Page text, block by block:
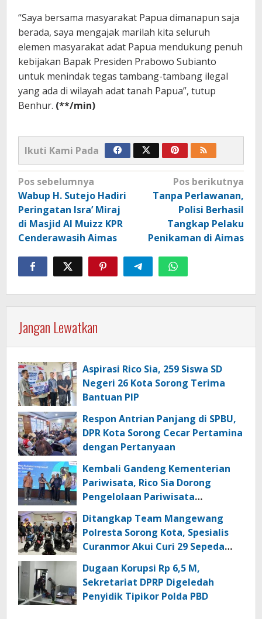
“Saya bersama masyarakat Papua dimanapun saja
berada, saya mengajak marilah kita seluruh
elemen masyarakat adat Papua mendukung penuh
kebijakan Bapak Presiden Prabowo Subianto
untuk menindak tegas tambang-tambang ilegal
yang ada di wilayah adat tanah Papua”, tutup
Benhur. (**/min)
Ikuti Kami Pada
Navigasi
pos
Pos sebelumnya
Wabup H. Sutejo Hadiri
Peringatan Isra’ Miraj
di Masjid Al Muizz KPR
Cenderawasih Aimas
Pos berikutnya
Tanpa Perlawanan,
Polisi Berhasil
Tangkap Pelaku
Penikaman di Aimas
Jangan Lewatkan
Aspirasi Rico Sia, 259 Siswa SD
Negeri 26 Kota Sorong Terima
Bantuan PIP
Respon Antrian Panjang di SPBU,
DPR Kota Sorong Cecar Pertamina
dengan Pertanyaan
Kembali Gandeng Kementerian
Pariwisata, Rico Sia Dorong
Pengelolaan Pariwisata
Ditangkap Team Mangewang
Polresta Sorong Kota, Spesialis
Curanmor Akui Curi 29 Sepeda
Dugaan Korupsi Rp 6,5 M,
Sekretariat DPRP Digeledah
Penyidik Tipikor Polda PBD